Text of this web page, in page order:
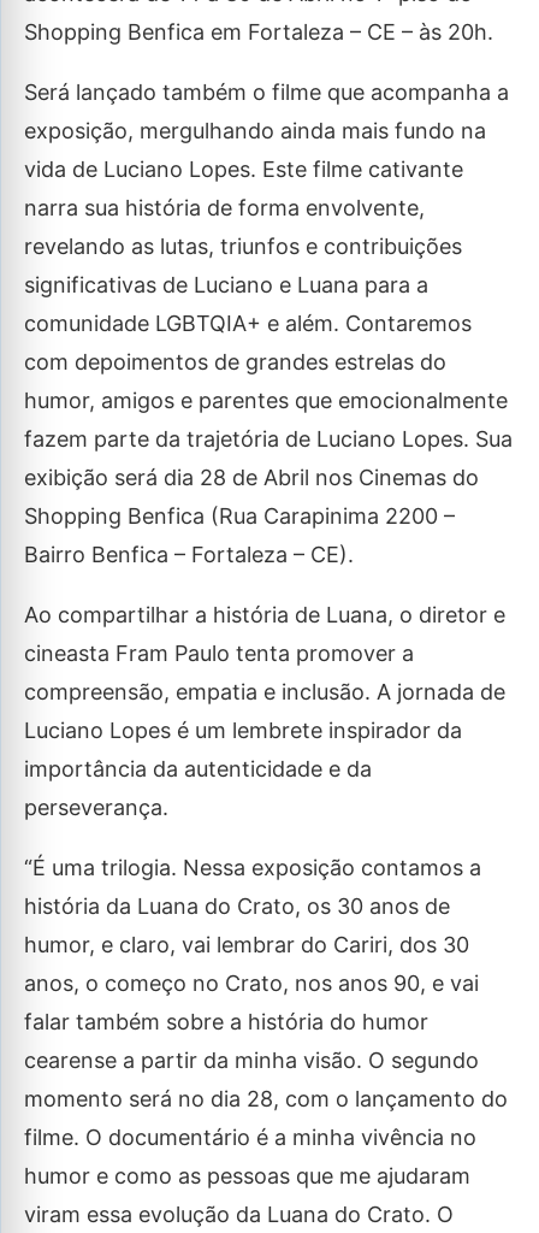
Shopping Benfica em Fortaleza – CE – às 20h.
Será lançado também o filme que acompanha a
exposição, mergulhando ainda mais fundo na
vida de Luciano Lopes. Este filme cativante
narra sua história de forma envolvente,
revelando as lutas, triunfos e contribuições
significativas de Luciano e Luana para a
comunidade LGBTQIA+ e além. Contaremos
com depoimentos de grandes estrelas do
humor, amigos e parentes que emocionalmente
fazem parte da trajetória de Luciano Lopes. Sua
exibição será dia 28 de Abril nos Cinemas do
Shopping Benfica (Rua Carapinima 2200 –
Bairro Benfica – Fortaleza – CE).
Ao compartilhar a história de Luana, o diretor e
cineasta Fram Paulo tenta promover a
compreensão, empatia e inclusão. A jornada de
Luciano Lopes é um lembrete inspirador da
importância da autenticidade e da
perseverança.
“É uma trilogia. Nessa exposição contamos a
história da Luana do Crato, os 30 anos de
humor, e claro, vai lembrar do Cariri, dos 30
anos, o começo no Crato, nos anos 90, e vai
falar também sobre a história do humor
cearense a partir da minha visão. O segundo
momento será no dia 28, com o lançamento do
filme. O documentário é a minha vivência no
humor e como as pessoas que me ajudaram
viram essa evolução da Luana do Crato. O